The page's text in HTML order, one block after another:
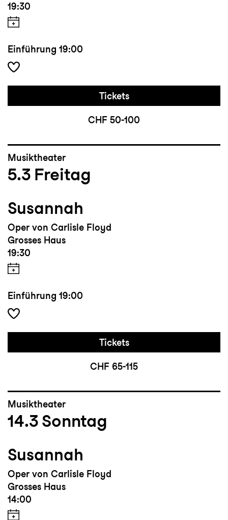
19:30
Einführung 19:00
Tickets
CHF 50-100
Musiktheater
5.3 Freitag
Susannah
Oper von Carlisle Floyd
Grosses Haus
19:30
Einführung 19:00
Tickets
CHF 65-115
Musiktheater
14.3 Sonntag
Susannah
Oper von Carlisle Floyd
Grosses Haus
14:00